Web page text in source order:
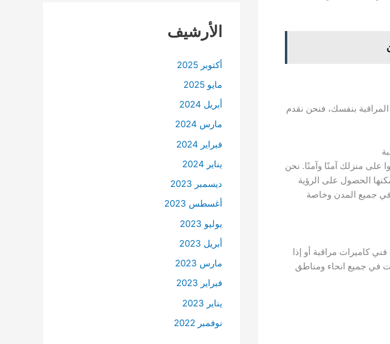
المراقبة بنفسك، فنحن نقدم
على منزلك آمنًا وآمنًا. نحن
الحصول على الرؤية
في جميع المدن وخاصة
فني كاميرات مراقبة أو إذا
في جميع انحاء ومناطق
الأرشيف
أكتوبر 2025
مايو 2025
أبريل 2024
مارس 2024
فبراير 2024
يناير 2024
ديسمبر 2023
أغسطس 2023
يوليو 2023
أبريل 2023
مارس 2023
فبراير 2023
يناير 2023
نوفمبر 2022